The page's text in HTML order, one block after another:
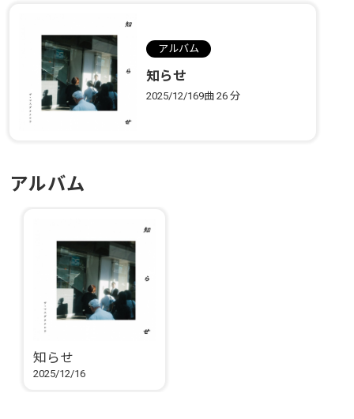
アルバム
知らせ
2025/12/169曲26 分
アルバム
知らせ
2025/12/16